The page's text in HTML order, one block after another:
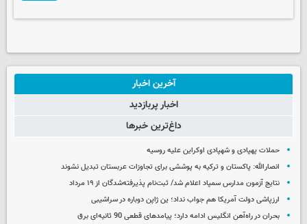
آخرین اخبار
اخبار پربازدید
داغ‌ترین خبرها
حملات پهپادی و شهپادی اوکراین علیه روسیه
انصارالله: پاکستان و ترکیه به پوششی برای تجاوزات عربستان تبدیل نشوند
نتایج آزمون مدارس سمپاد اعلام شد/ ثبت‌نام پذیرفته‌شدگان از ۱۹ مرداد
ارزپاشی دولت آمریکا هم جواب نداد؛ ین ژاپن دوباره در سراشیبی
بحران در راه‌آهن انگلیس ادامه دارد؛ پیامدهای قطعی 90 ثانیه‌ای برق